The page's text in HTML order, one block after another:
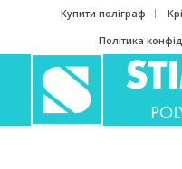
Купити поліграф
Політика